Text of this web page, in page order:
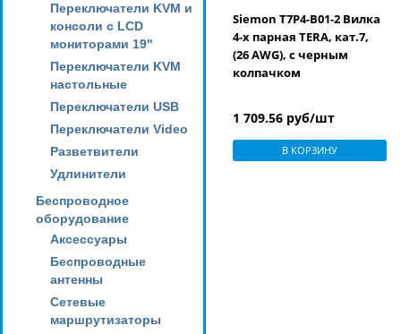
Переключатели KVM и
консоли с LCD
мониторами 19"
Переключатели KVM
настольные
Переключатели USB
Переключатели Video
Разветвители
Удлинители
Беспроводное
оборудование
Аксессуары
Беспроводные
антенны
Сетевые
маршрутизаторы
Siemon T7P4-B01-2 Вилка
4-х парная TERA, кат.7,
(26 AWG), с черным
колпачком
1 709.56 руб/шт
В КОРЗИНУ